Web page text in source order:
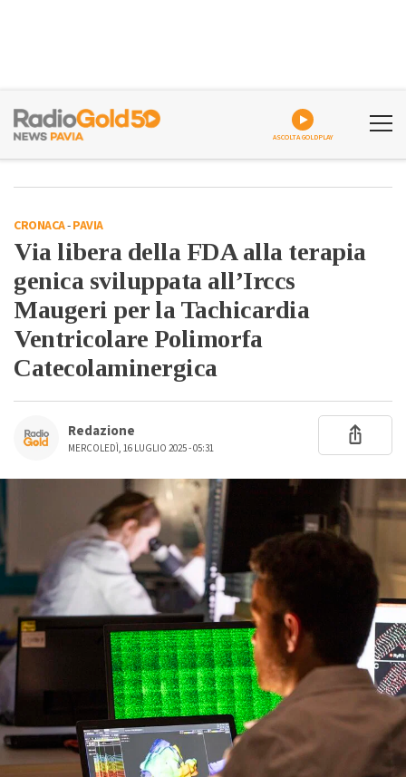
ASCOLTA GOLDPLAY
CRONACA-PAVIA
Via libera della FDA alla terapia
genica sviluppata all’Irccs
Maugeri per la Tachicardia
Ventricolare Polimorfa
Catecolaminergica
Redazione
MERCOLEDÌ, 16 LUGLIO 2025 - 05:31